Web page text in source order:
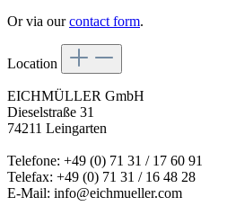
Or via ourcontact form.
Location
EICHMÜLLER GmbH
Dieselstraße 31
74211 Leingarten
Telefone: +49 (0) 71 31 / 17 60 91
Telefax: +49 (0) 71 31 / 16 48 28
E-Mail: info@eichmueller.com